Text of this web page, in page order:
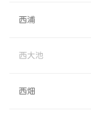
西浦
西大池
西畑